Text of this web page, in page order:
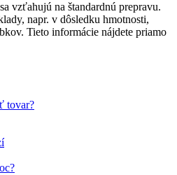
vzťahujú na štandardnú prepravu.
napr. v dôsledku hmotnosti,
Tieto informácie nájdete priamo
tovar?